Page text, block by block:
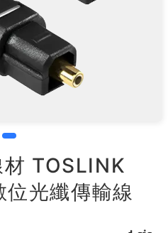
TOSLINK
光纖傳輸線